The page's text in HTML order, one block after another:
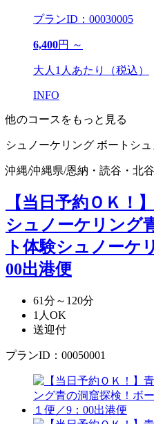
プランID：00030005
6,400円 ～
大人1人あたり（税込）
INFO
他のコースをもっと見る
シュノーケリング ボートシ
沖縄/沖縄県/恩納・読谷・北谷
【当日予約ＯＫ！
シュノーケリング
ト体験シュノー
00出港便
61分～120分
1人OK
送迎付
プランID：00050001